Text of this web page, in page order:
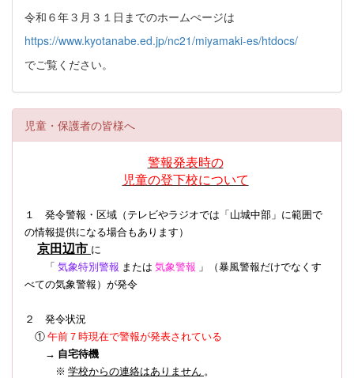
令和６年３月３１日までのホームぺージは
https://www.kyotanabe.ed.jp/nc21/miyamaki-es/htdocs/
でご覧ください。
児童・保護者の皆様へ
警報発表時の
児童の登下校について
１ 発令警報・区域（テレビやラジオでは「山城中部」に範囲で
の情報提供になる場合もあります）
京田辺市 に
「 気象特別警報 または 気象警報 」（暴風警報だけでなくす
べての気象警報） が発令
２ 発令状況
① 午前７時現在で警報が発表されている
→ 自宅待機
※ 学校からの連絡はありません 。